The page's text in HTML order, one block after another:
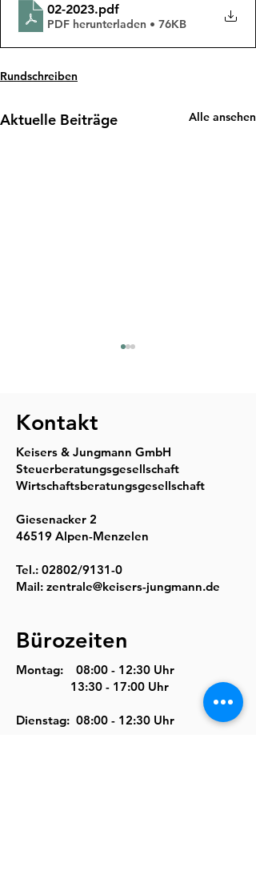
02-2023.pdf
PDF herunterladen • 76KB
Rundschreiben
Aktuelle Beiträge Alle ansehen
Unser Mandanten-
Rundschreiben für Juli
2026
Kontakt
Keisers & Jungmann GmbH
Steuerberatungsgesellschaft
Wirtschaftsberatungsgesellschaft
Giesenacker 2
46519 Alpen-Menzelen
Tel.: 02802/9131-0
Mail: zentrale@keisers-jungmann.de
Bürozeiten
Montag: 08:00 - 12:30 Uhr
13:30 - 17:00 Uhr
Dienstag: 08:00 - 12:30 Uhr